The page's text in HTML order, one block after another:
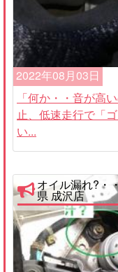
2022年08月03日
「何か・・音が高
止、低速走行で「
い...
オイル漏れ?・
県 成沢店